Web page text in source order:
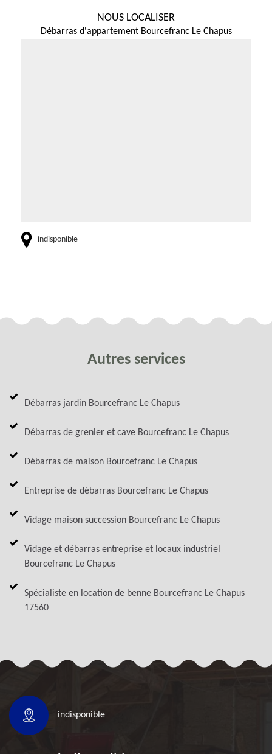
NOUS LOCALISER
Débarras d'appartement Bourcefranc Le Chapus
indisponible
Autres services
Débarras jardin Bourcefranc Le Chapus
Débarras de grenier et cave Bourcefranc Le Chapus
Débarras de maison Bourcefranc Le Chapus
Entreprise de débarras Bourcefranc Le Chapus
Vidage maison succession Bourcefranc Le Chapus
Vidage et débarras entreprise et locaux industriel
Bourcefranc Le Chapus
Spécialiste en location de benne Bourcefranc Le Chapus
17560
indisponible